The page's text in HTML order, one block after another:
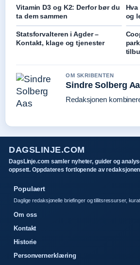
Vitamin D3 og K2: Derfor bør du
ta dem sammen
og
Statsforvalteren i Agder –
Kontakt, klage og tjenester
OM SKRIBENTEN
Sindre Solberg
Redaksjonen
DAGSLINJE.COM
DagsLinje.com samler nyheter, guider og
oppsett. Oppdateres fortlopende av
Populaert
Daglige redaksjonelle briefinger og tillitsressurser,
Om oss
Kontakt
Historie
Personvernerklæring